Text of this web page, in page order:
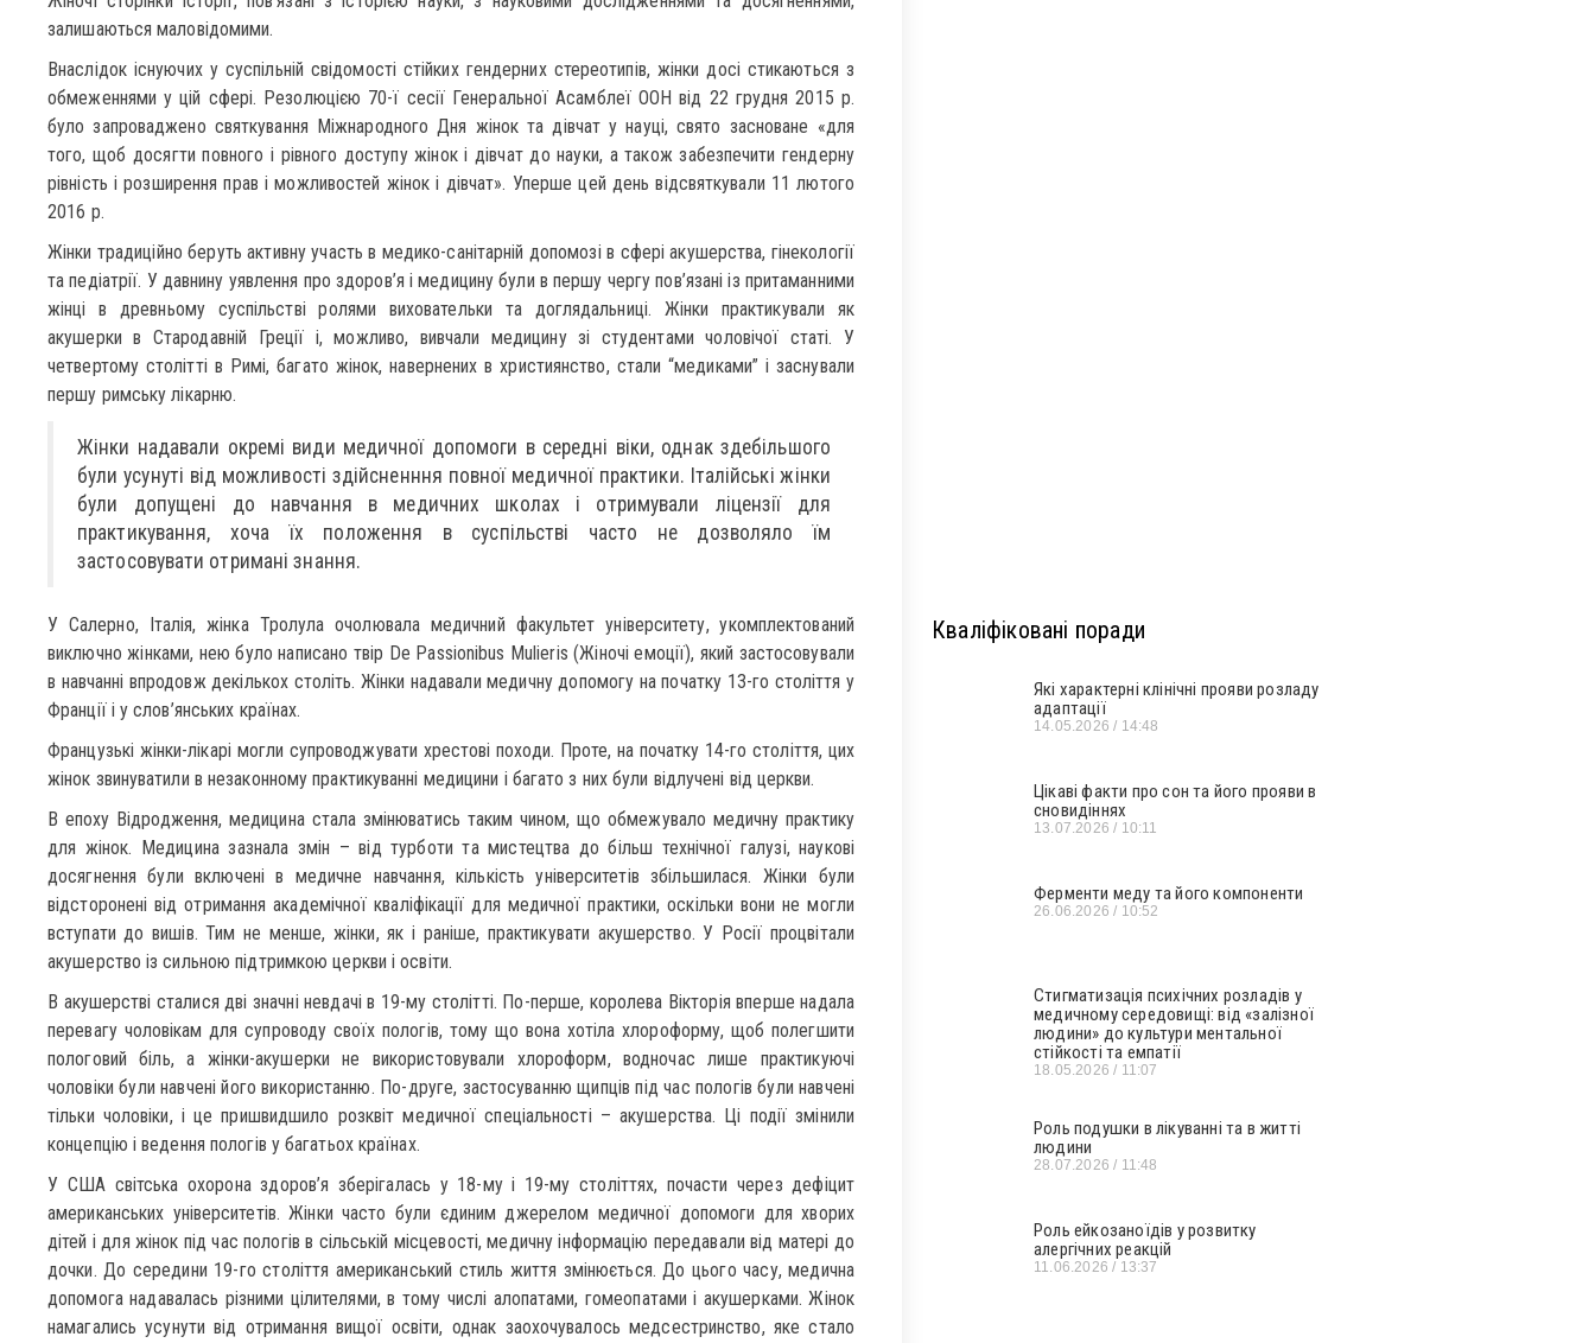
залишаються маловідомими.
Внаслідок існуючих у суспільній свідомості стійких гендерних стереотипів, жінки досі стикаються з
обмеженнями у цій сфері. Резолюцією 70-ї сесії Генеральної Асамблеї ООН від 22 грудня 2015 р.
було запроваджено святкування Міжнародного Дня жінок та дівчат у науці, свято засноване «для
того, щоб досягти повного і рівного доступу жінок і дівчат до науки, а також забезпечити гендерну
рівність і розширення прав і можливостей жінок і дівчат». Уперше цей день відсвяткували 11 лютого
2016 р.
Жінки традиційно беруть активну участь в медико-санітарній допомозі в сфері акушерства, гінекології
та педіатрії. У давнину уявлення про здоров’я і медицину були в першу чергу пов’язані із притаманними
жінці в древньому суспільстві ролями виховательки та доглядальниці. Жінки практикували як
акушерки в Стародавній Греції і, можливо, вивчали медицину зі студентами чоловічої статі. У
четвертому столітті в Римі, багато жінок, навернених в християнство, стали “медиками” і заснували
першу римську лікарню.
Жінки надавали окремі види медичної допомоги в середні віки, однак здебільшого
були усунуті від можливості здійсненння повної медичної практики. Італійські жінки
були допущені до навчання в медичних школах і отримували ліцензії для
практикування, хоча їх положення в суспільстві часто не дозволяло їм
застосовувати отримані знання.
У Салерно, Італія, жінка Тролула очолювала медичний факультет університету, укомплектований
виключно жінками, нею було написано твір De Passionibus Mulieris (Жіночі емоції), який застосовували
в навчанні впродовж декількох століть. Жінки надавали медичну допомогу на початку 13-го століття у
Франції і у слов’янських країнах.
Французькі жінки-лікарі могли супроводжувати хрестові походи. Проте, на початку 14-го століття, цих
жінок звинуватили в незаконному практикуванні медицини і багато з них були відлучені від церкви.
В епоху Відродження, медицина стала змінюватись таким чином, що обмежувало медичну практику
для жінок. Медицина зазнала змін – від турботи та мистецтва до більш технічної галузі, наукові
досягнення були включені в медичне навчання, кількість університетів збільшилася. Жінки були
відсторонені від отримання академічної кваліфікації для медичної практики, оскільки вони не могли
вступати до вишів. Тим не менше, жінки, як і раніше, практикувати акушерство. У Росії процвітали
акушерство із сильною підтримкою церкви і освіти.
В акушерстві сталися дві значні невдачі в 19-му столітті. По-перше, королева Вікторія вперше надала
перевагу чоловікам для супроводу своїх пологів, тому що вона хотіла хлороформу, щоб полегшити
пологовий біль, а жінки-акушерки не використовували хлороформ, водночас лише практикуючі
чоловіки були навчені його використанню. По-друге, застосуванню щипців під час пологів були навчені
тільки чоловіки, і це пришвидшило розквіт медичної спеціальності – акушерства. Ці події змінили
концепцію і ведення пологів у багатьох країнах.
У США світська охорона здоров’я зберігалась у 18-му і 19-му століттях, почасти через дефіцит
американських університетів. Жінки часто були єдиним джерелом медичної допомоги для хворих
дітей і для жінок під час пологів в сільській місцевості, медичну інформацію передавали від матері до
дочки. До середини 19-го століття американський стиль життя змінюється. До цього часу, медична
допомога надавалась різними цілителями, в тому числі алопатами, гомеопатами і акушерками. Жінок
намагались усунути від отримання вищої освіти, однак заохочувалось медсестринство, яке стало
Кваліфіковані поради
Які характерні клінічні прояви розладу
адаптації
14.05.2026 14:48
Цікаві факти про сон та його прояви в
сновидіннях
13.07.2026 10:11
Ферменти меду та його компоненти
26.06.2026 10:52
Стигматизація психічних розладів у
медичному середовищі: від «залізної
людини» до культури ментальної
стійкості та емпатії
18.05.2026 11:07
Роль подушки в лікуванні та в житті
людини
28.07.2026 11:48
Роль ейкозаноїдів у розвитку
алергічних реакцій
11.06.2026 13:37